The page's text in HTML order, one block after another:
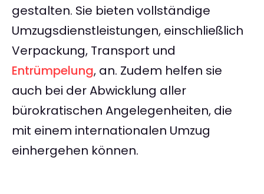
gestalten. Sie bieten vollständige
Umzugsdienstleistungen, einschließlich
Verpackung, Transport und
Entrümpelung, an. Zudem helfen sie
auch bei der Abwicklung aller
bürokratischen Angelegenheiten, die
mit einem internationalen Umzug
einhergehen können.